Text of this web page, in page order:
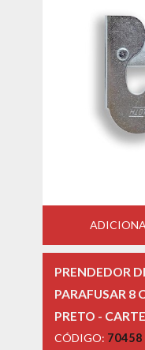
PRENDEDOR
PARAFUSAR 8
PRETO -
CÓDIGO: 70458